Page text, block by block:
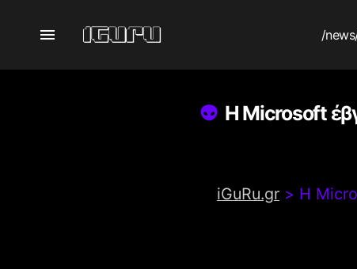
/news
Η Microsoft
iGuRu.gr > Η